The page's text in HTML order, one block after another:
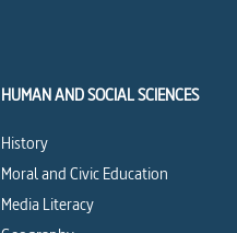
HUMAN AND SOCIAL SCIENCES
History
Moral and Civic Education
Media Literacy